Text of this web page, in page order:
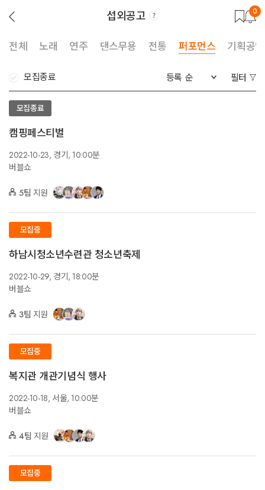
섭외공고
뒤
로
기
0
전체 노래 연주 댄스무용 전통 퍼포먼스 기획공연
모집종료 등록 순 필터
모집종료
캠핑페스티벌
2022-10-23, 경기, 10:00분
버블쇼
5팀 지원
모집중
하남시청소년수련관 청소년축제
2022-10-29, 경기, 18:00분
버블쇼
3팀 지원
모집중
복지관 개관기념식 행사
2022-10-18, 서울, 10:00분
버블쇼
4팀 지원
모집중